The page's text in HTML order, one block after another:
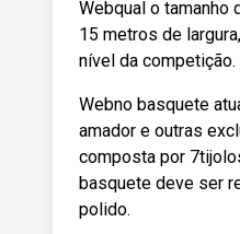
Webqual o tamanho
15 metros de
nível da
Webno basquete
amador e outras
composta por
basquete deve ser
polido.